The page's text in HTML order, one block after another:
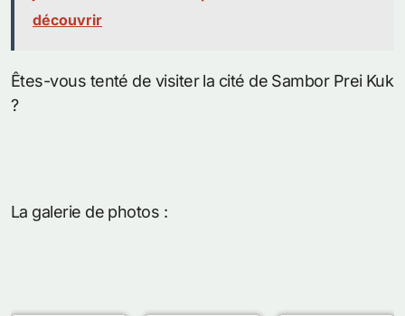
découvrir
Êtes-vous tenté de visiter la cité de Sambor Prei Kuk
?
La galerie de photos :